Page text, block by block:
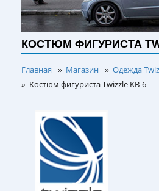
КОСТЮМ ФИГУРИСТА
Главная » Магазин » Одежда
» Костюм фигуриста Twizzle KB-6